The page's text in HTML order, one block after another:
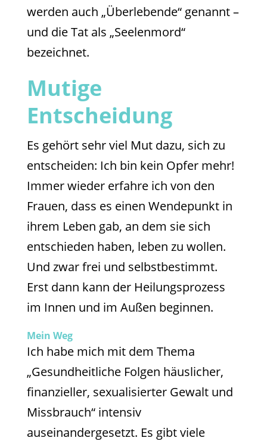
werden auch „Überlebende“ genannt –
und die Tat als „Seelenmord“
bezeichnet.
Mutige
Entscheidung
Es gehört sehr viel Mut dazu, sich zu
entscheiden: Ich bin kein Opfer mehr!
Immer wieder erfahre ich von den
Frauen, dass es einen Wendepunkt in
ihrem Leben gab, an dem sie sich
entschieden haben, leben zu wollen.
Und zwar frei und selbstbestimmt.
Erst dann kann der Heilungsprozess
im Innen und im Außen beginnen.
Mein Weg
Ich habe mich mit dem Thema
„Gesundheitliche Folgen häuslicher,
finanzieller, sexualisierter Gewalt und
Missbrauch“ intensiv
auseinandergesetzt. Es gibt viele